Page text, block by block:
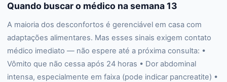
Quando buscar o médico na semana 13
A maioria dos desconfortos é gerenciável em casa com
adaptações alimentares. Mas esses sinais exigem contato
médico imediato — não espere até a próxima consulta: •
Vômito que não cessa após 24 horas • Dor abdominal
intensa, especialmente em faixa (pode indicar pancreatite) •